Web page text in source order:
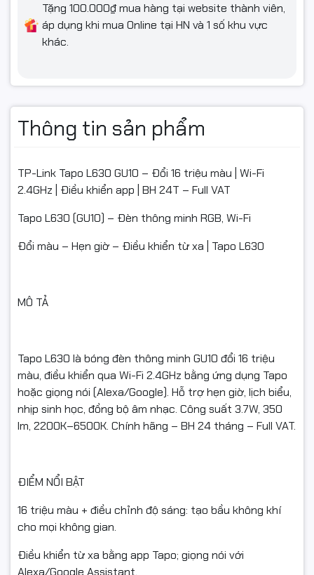
Tặng 100.000₫ mua hàng tại website thành viên,
áp dụng khi mua Online tại HN và 1 số khu vực
khác.
Thông tin sản phẩm
TP-Link Tapo L630 GU10 – Đổi 16 triệu màu | Wi-Fi
2.4GHz | Điều khiển app | BH 24T – Full VAT
Tapo L630 (GU10) – Đèn thông minh RGB, Wi-Fi
Đổi màu – Hẹn giờ – Điều khiển từ xa | Tapo L630
MÔ TẢ
Tapo L630 là bóng đèn thông minh GU10 đổi 16 triệu
màu, điều khiển qua Wi-Fi 2.4GHz bằng ứng dụng Tapo
hoặc giọng nói (Alexa/Google). Hỗ trợ hẹn giờ, lịch biểu,
nhịp sinh học, đồng bộ âm nhạc. Công suất 3.7W, 350
lm, 2200K–6500K. Chính hãng – BH 24 tháng – Full VAT.
ĐIỂM NỔI BẬT
16 triệu màu + điều chỉnh độ sáng: tạo bầu không khí
cho mọi không gian.
Điều khiển từ xa bằng app Tapo; giọng nói với
Alexa/Google Assistant.
HƯỚNG DẪN NHANH
nhấp nháy chuyển về chế độ chờ kết nối.
3) Kết nối app: Mở Tapo App → “+” → chọn Tapo L630 → nhập
4) Dùng tính năng:
Đổi màu/độ sáng: chọn màu trong app, kéo thanh
giây) → đèn nhấp nháy nhanh → sẵn sàng cài đặt lại.
Lưu ý: Không hỗ trợ Wi-Fi 5GHz.
Hàng chính hãng TP-Link – BH 24 tháng – Full VAT
Hỗ trợ cài đặt từ xa qua điện thoại, hướng dẫn chi tiết
Đóng gói an toàn – giao nhanh toàn quốc